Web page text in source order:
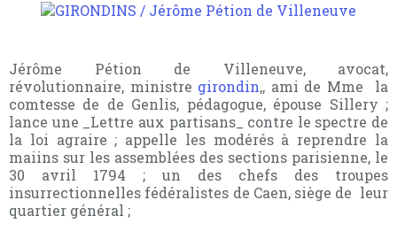
Jérôme Pétion de Villeneuve, avocat,
révolutionnaire, ministre girondin,, ami de Mme la
comtesse de de Genlis, pédagogue, épouse Sillery ;
lance une _Lettre aux partisans_ contre le spectre de
la loi agraire ; appelle les modérés à reprendre la
maiins sur les assemblées des sections parisienne, le
30 avril 1794 ; un des chefs des troupes
insurrectionnelles fédéralistes de Caen, siège de leur
quartier général ;